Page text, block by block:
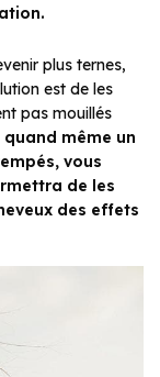
plus ternes,
est de les
pas mouillés
même un
vous
de les
des effets